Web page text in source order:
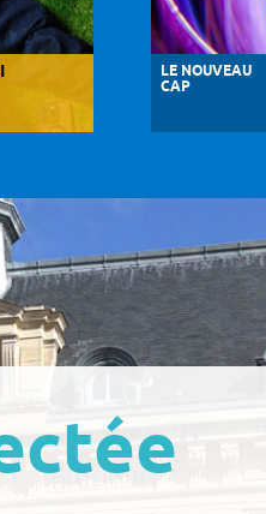
LE NOUVEAU
CAP